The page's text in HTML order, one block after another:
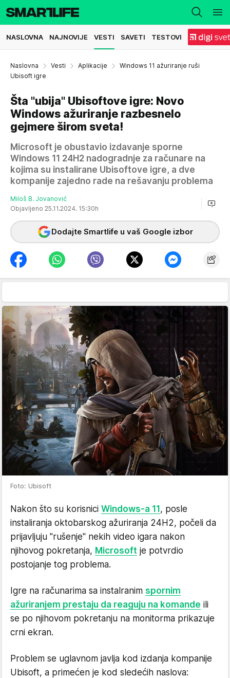
NASLOVNA NAJNOVIJE VESTI SAVETI TESTOVI
Naslovna Vesti Aplikacije
Windows 11 ažuriranje ruši
Ubisoft igre
Šta "ubija" Ubisoftove igre: Novo
Windows ažuriranje razbesnelo
gejmere širom sveta!
Microsoft je obustavio izdavanje sporne
Windows 11 24H2 nadogradnje za računare na
kojima su instalirane Ubisoftove igre, a dve
kompanije zajedno rade na rešavanju problema
Miloš B. Jovanović
Objavljeno 25.11.2024. 15:30h
Dodajte Smartlife u vaš Google izbor
Foto: Ubisoft
Nakon što su korisnici Windows-a 11, posle
instaliranja oktobarskog ažuriranja 24H2, počeli da
prijavljuju "rušenje" nekih video igara nakon
njihovog pokretanja, Microsoft je potvrdio
postojanje tog problema.
Igre na računarima sa instalranim spornim
ažuriranjem prestaju da reaguju na komande ili
se po njihovom pokretanju na monitorma prikazuje
crni ekran.
Problem se uglavnom javlja kod izdanja kompanije
Ubisoft, a primećen je kod sledećih naslova: